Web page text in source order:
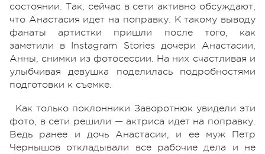
состоянии. Так, сейчас в сети активно обсуждают,
что Анастасия идет на поправку. К такому выводу
фанаты артистки пришли после того, как
заметили в Instagram Stories дочери Анастасии,
Анны, снимки из фотосессии. На них счастливая и
улыбчивая девушка поделилась подробностями
подготовки к съемке.
Как только поклонники Заворотнюк увидели эти
фото, в сети решили — актриса идет на поправку.
Ведь ранее и дочь Анастасии, и ее муж Петр
Чернышов откладывали все рабочие дела и не